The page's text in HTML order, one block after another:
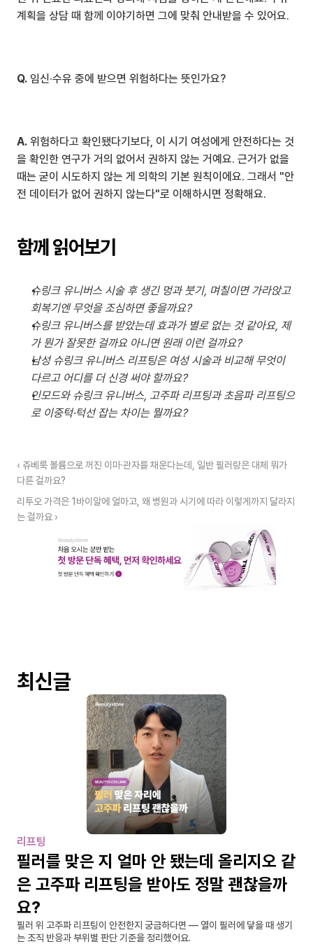
계획을 상담 때 함께 이야기하면 그에 맞춰 안내받을 수 있어요.
Q. 임신·수유 중에 받으면 위험하다는 뜻인가요?
A. 위험하다고 확인됐다기보다, 이 시기 여성에게 안전하다는 것
을 확인한 연구가 거의 없어서 권하지 않는 거예요. 근거가 없을
때는 굳이 시도하지 않는 게 의학의 기본 원칙이에요. 그래서 "안
전 데이터가 없어 권하지 않는다"로 이해하시면 정확해요.
함께 읽어보기
슈링크 유니버스 시술 후 생긴 멍과 붓기, 며칠이면 가라앉고
회복기엔 무엇을 조심하면 좋을까요?
슈링크 유니버스를 받았는데 효과가 별로 없는 것 같아요, 제
가 뭔가 잘못한 걸까요 아니면 원래 이런 걸까요?
남성 슈링크 유니버스 리프팅은 여성 시술과 비교해 무엇이
다르고 어디를 더 신경 써야 할까요?
인모드와 슈링크 유니버스, 고주파 리프팅과 초음파 리프팅으
로 이중턱·턱선 잡는 차이는 뭘까요?
‹ 쥬베룩 볼륨으로 꺼진 이마·관자를 채운다는데, 일반 필러랑은 대체 뭐가
다른 걸까요?
리투오 가격은 1바이알에 얼마고, 왜 병원과 시기에 따라 이렇게까지 달라지
는 걸까요 ›
최신글
리프팅
필러를 맞은 지 얼마 안 됐는데 올리지오 같
은 고주파 리프팅을 받아도 정말 괜찮을까
요?
필러 위 고주파 리프팅이 안전한지 궁금하다면 — 열이 필러에 닿을 때 생기
는 조직 반응과 부위별 판단 기준을 정리했어요.